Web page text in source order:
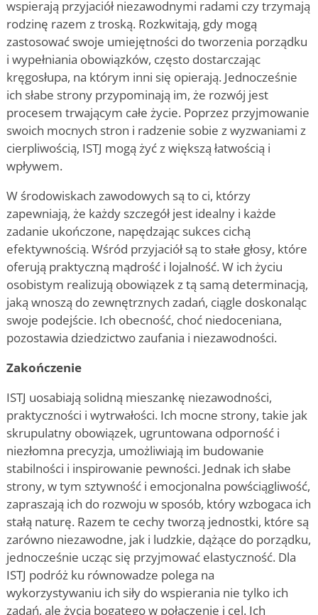
wspierają przyjaciół niezawodnymi radami czy trzymają
rodzinę razem z troską. Rozkwitają, gdy mogą
zastosować swoje umiejętności do tworzenia porządku
i wypełniania obowiązków, często dostarczając
kręgosłupa, na którym inni się opierają. Jednocześnie
ich słabe strony przypominają im, że rozwój jest
procesem trwającym całe życie. Poprzez przyjmowanie
swoich mocnych stron i radzenie sobie z wyzwaniami z
cierpliwością, ISTJ mogą żyć z większą łatwością i
wpływem.
W środowiskach zawodowych są to ci, którzy
zapewniają, że każdy szczegół jest idealny i każde
zadanie ukończone, napędzając sukces cichą
efektywnością. Wśród przyjaciół są to stałe głosy, które
oferują praktyczną mądrość i lojalność. W ich życiu
osobistym realizują obowiązek z tą samą determinacją,
jaką wnoszą do zewnętrznych zadań, ciągle doskonaląc
swoje podejście. Ich obecność, choć niedoceniana,
pozostawia dziedzictwo zaufania i niezawodności.
Zakończenie
ISTJ uosabiają solidną mieszankę niezawodności,
praktyczności i wytrwałości. Ich mocne strony, takie jak
skrupulatny obowiązek, ugruntowana odporność i
niezłomna precyzja, umożliwiają im budowanie
stabilności i inspirowanie pewności. Jednak ich słabe
strony, w tym sztywność i emocjonalna powściągliwość,
zapraszają ich do rozwoju w sposób, który wzbogaca ich
stałą naturę. Razem te cechy tworzą jednostki, które są
zarówno niezawodne, jak i ludzkie, dążące do porządku,
jednocześnie ucząc się przyjmować elastyczność. Dla
ISTJ podróż ku równowadze polega na
wykorzystywaniu ich siły do wspierania nie tylko ich
zadań, ale życia bogatego w połączenie i cel. Ich